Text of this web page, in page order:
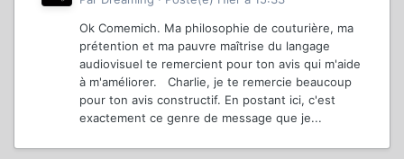
Ok Comemich. Ma philosophie de couturière, ma
prétention et ma pauvre maîtrise du langage
audiovisuel te remercient pour ton avis qui m'aide
à m'améliorer. Charlie, je te remercie beaucoup
pour ton avis constructif. En postant ici, c'est
exactement ce genre de message que je...